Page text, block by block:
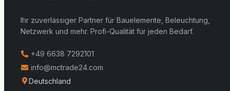
Ihr zuverlässiger Partner für Bauelemente, Beleuchtung,
Netzwerk und mehr. Profi-Qualität für jeden Bedarf.
+49 6638 7292101
info@mctrade24.com
Deutschland